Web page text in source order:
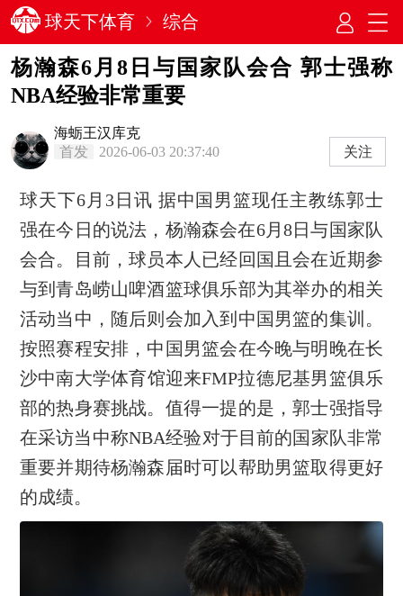
球天下体育 综合
杨瀚森6月8日与国家队会合 郭士强称
NBA经验非常重要
海蛎王汉库克
首发
2026-06-03 20:37:40 关注
球天下6月3日讯 据中国男篮现任主教练郭士
强在今日的说法，杨瀚森会在6月8日与国家队
会合。目前，球员本人已经回国且会在近期参
与到青岛崂山啤酒篮球俱乐部为其举办的相关
活动当中，随后则会加入到中国男篮的集训。
按照赛程安排，中国男篮会在今晚与明晚在长
沙中南大学体育馆迎来FMP拉德尼基男篮俱乐
部的热身赛挑战。值得一提的是，郭士强指导
在采访当中称NBA经验对于目前的国家队非常
重要并期待杨瀚森届时可以帮助男篮取得更好
的成绩。